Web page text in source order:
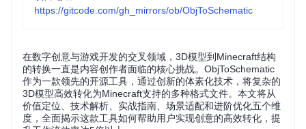
https://gitcode.com/gh_mirrors/ob/ObjToSchematic
在数字创意与游戏开发的交叉领域，3D模型到Minecraft结构
的转换一直是内容创作者面临的核心挑战。ObjToSchematic
作为一款领先的开源工具，通过创新的体素化技术，将复杂的
3D模型高效转化为Minecraft支持的多种格式文件。本文将从
价值定位、技术解析、实战指南、场景适配和进阶优化五个维
度，全面揭示这款工具如何帮助用户实现创意的高效转化，提